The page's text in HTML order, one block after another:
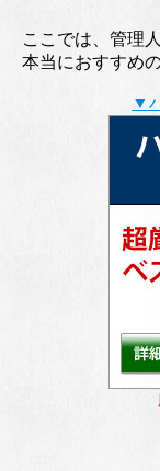
ここでは、管理
本当におすすめ
▼